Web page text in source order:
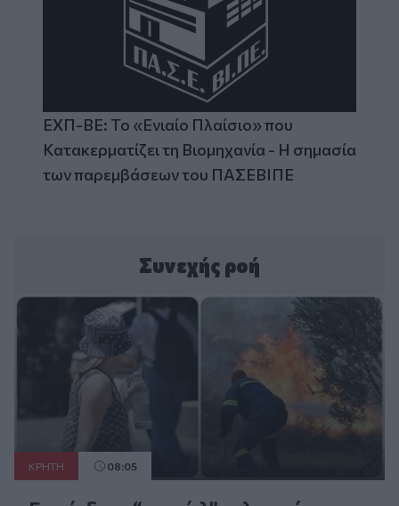
ΕΧΠ-ΒΕ: Το «Ενιαίο Πλαίσιο» που
Κατακερματίζει τη Βιομηχανία - Η σημασία
των παρεμβάσεων του ΠΑΣΕΒΙΠΕ
Συνεχής ροή
ΚΡΗΤΗ 08:05